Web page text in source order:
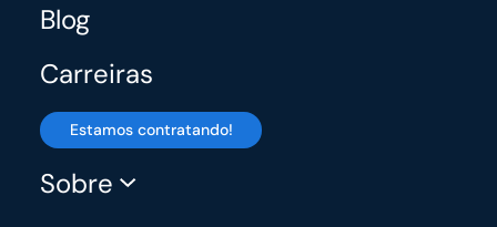
Blog
Carreiras
Estamos contratando!
Sobre